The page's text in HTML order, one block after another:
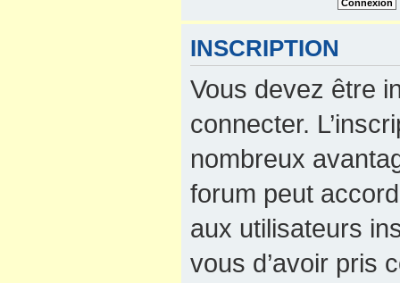
INSCRIPTION
Vous devez être
connecter.
nombreux
forum peut
aux utilisateurs
vous d’avoir pris